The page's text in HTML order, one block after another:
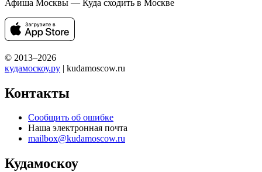
Афиша Москвы — Куда сходить в Москве
© 2013–2026
кудамоскоу.ру | kudamoscow.ru
Контакты
Сообщить об ошибке
Наша электронная почта
mailbox@kudamoscow.ru
Кудамоскоу